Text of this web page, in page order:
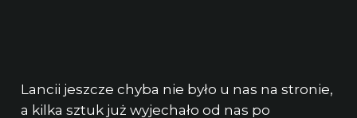
Lancii jeszcze chyba nie było u nas na stronie,
a kilka sztuk już wyjechało od nas po